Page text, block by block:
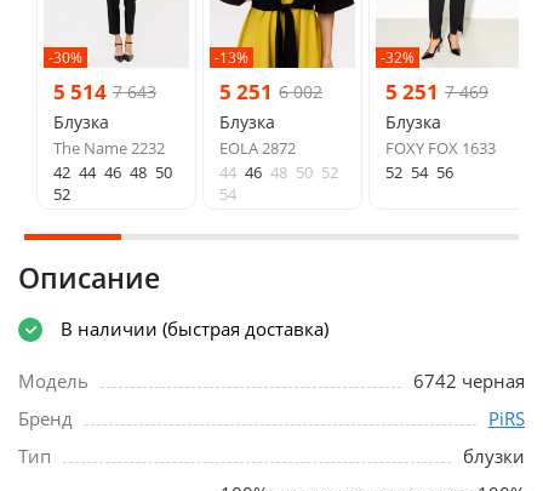
-30%
5 514 7 643
Блузка
The Name 2232
42 44 46 48 50
52
-13%
5 251 6 002
Блузка
EOLA 2872
44 46 48 50 52
54
-32%
5 251 7 469
Блузка
FOXY FOX 1633
52 54 56
Описание
В наличии (быстрая доставка)
Модель
6742 черная
Бренд
PiRS
Тип
блузки